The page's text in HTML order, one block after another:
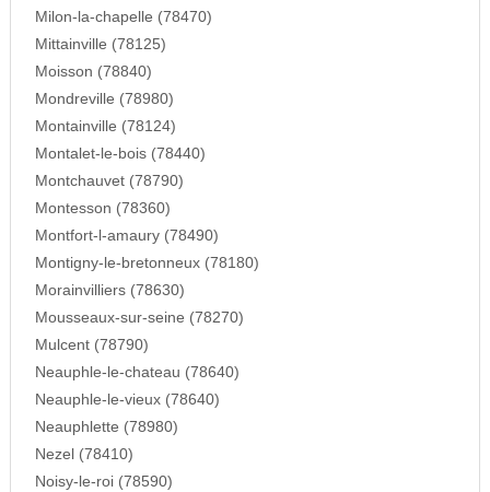
Milon-la-chapelle (78470)
Mittainville (78125)
Moisson (78840)
Mondreville (78980)
Montainville (78124)
Montalet-le-bois (78440)
Montchauvet (78790)
Montesson (78360)
Montfort-l-amaury (78490)
Montigny-le-bretonneux (78180)
Morainvilliers (78630)
Mousseaux-sur-seine (78270)
Mulcent (78790)
Neauphle-le-chateau (78640)
Neauphle-le-vieux (78640)
Neauphlette (78980)
Nezel (78410)
Noisy-le-roi (78590)